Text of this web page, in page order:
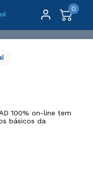
0
e Moda
100% on-line tem
básicos da